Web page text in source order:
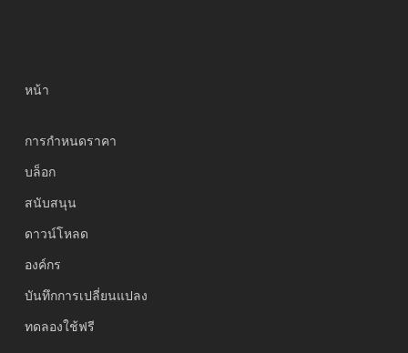
หน้า
การกำหนดราคา
บล็อก
สนับสนุน
ดาวน์โหลด
องค์กร
บันทึกการเปลี่ยนแปลง
ทดลองใช้ฟรี